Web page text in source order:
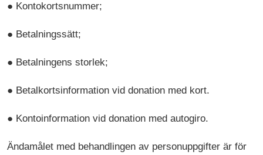
● Kontokortsnummer;
● Betalningssätt;
● Betalningens storlek;
● Betalkortsinformation vid donation med kort.
● Kontoinformation vid donation med autogiro.
Ändamålet med behandlingen av personuppgifter är för